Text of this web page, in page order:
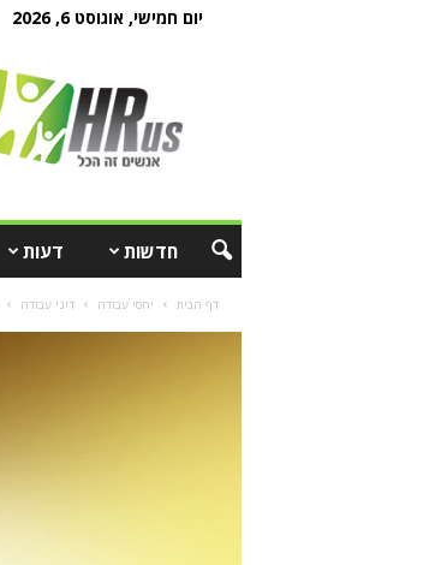
יום חמישי, אוגוסט 6, 2026
חדשות דעות
דף הבית יחסי עבודה דיני עבודה